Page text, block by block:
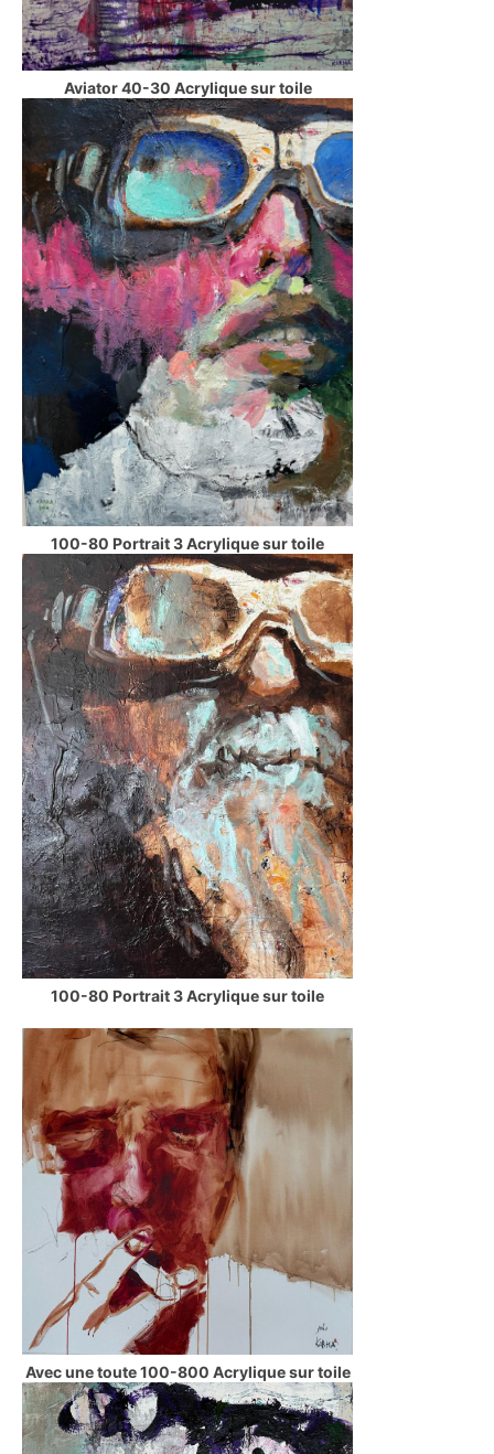
Aviator 40-30 Acrylique sur toile
100-80 Portrait 3 Acrylique sur toile
100-80 Portrait 3 Acrylique sur toile
Avec une toute 100-800 Acrylique sur toile